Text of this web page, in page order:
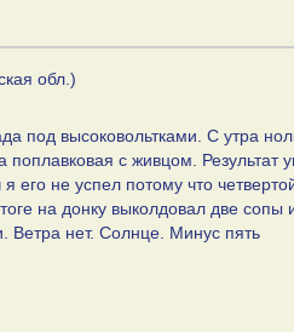
обл.)
под высоковольтками. С утра
с живцом. Результат
его не успел потому что
на донку выколдовал две
Ветра нет. Солнце. Минус пять